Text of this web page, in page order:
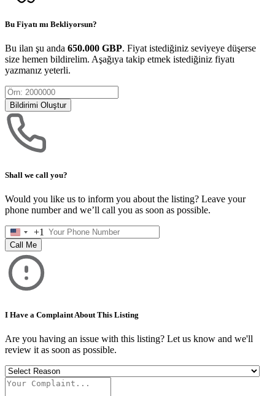
Bu Fiyatı mı Bekliyorsun?
Bu ilan şu anda 650.000 GBP. Fiyat istediğiniz seviyeye düşerse
size hemen bildirelim. Aşağıya takip etmek istediğiniz fiyatı
yazmanız yeterli.
Bildirimi Oluştur
Shall we call you?
Would you like us to inform you about the listing? Leave your
phone number and we’ll call you as soon as possible.
United
States
+1
+1
Call Me
I Have a Complaint About This Listing
Are you having an issue with this listing? Let us know and we'll
review it as soon as possible.